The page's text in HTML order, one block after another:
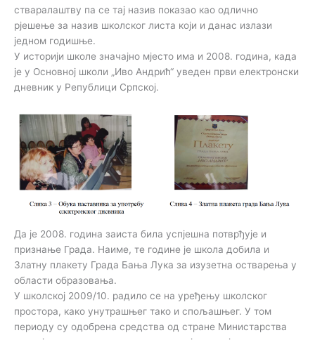
стваралаштву па се тај назив показао као одлично
рјешење за назив школског листа који и данас излази
једном годишње.
У историји школе значајно мјесто има и 2008. година, када
је у Основној школи „Иво Андрић“ уведен први електронски
дневник у Републици Српској.
Да је 2008. година заиста била успјешна потврђује и
признање Града. Наиме, те године је школа добила и
Златну плакету Града Бања Лука за изузетна остварења у
области образовања.
У школској 2009/10. радило се на уређењу школског
простора, како унутрашњег тако и спољашњег. У том
периоду су одобрена средства од стране Министарства